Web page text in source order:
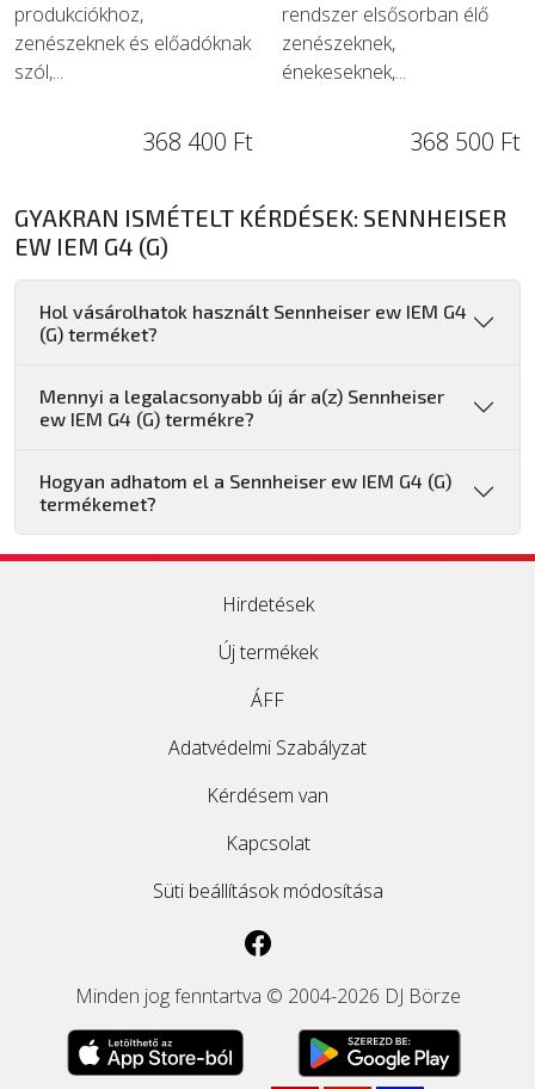
produkciókhoz,
zenészeknek és előadóknak
szól,...
368 400 Ft
rendszer elsősorban élő
zenészeknek,
énekeseknek,...
368 500 Ft
GYAKRAN ISMÉTELT KÉRDÉSEK: SENNHEISER
EW IEM G4 (G)
Hol vásárolhatok használt Sennheiser ew IEM G4
(G) terméket?
Mennyi a legalacsonyabb új ár a(z) Sennheiser
ew IEM G4 (G) termékre?
Hogyan adhatom el a Sennheiser ew IEM G4 (G)
termékemet?
Hirdetések
Új termékek
ÁFF
Adatvédelmi Szabályzat
Kérdésem van
Kapcsolat
Süti beállítások módosítása
Minden jog fenntartva © 2004-2026 DJ Börze